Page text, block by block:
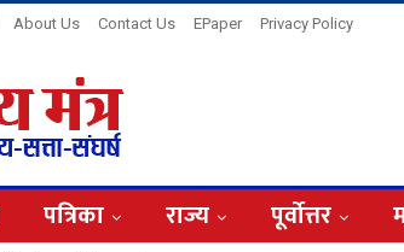
About Us Contact Us EPaper Privacy Policy
पत्रिका राज्य पूर्वोत्तर